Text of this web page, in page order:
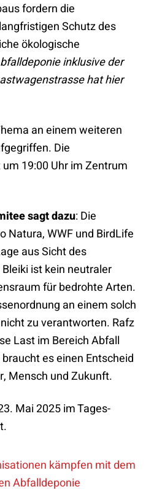
fordern die
Schutz des
ökologische
inklusive der
hat hier
an einem weiteren
Die
19:00 Uhr im Zentrum
sagt dazu: Die
Natura, WWF und BirdLife
aus Sicht des
ist kein neutraler
für bedrohte Arten.
an einem solch
zu verantworten. Rafz
Last im Bereich Abfall
es einen Entscheid
Mensch und Zukunft.
Mai 2025 im Tages-
kämpfen mit dem
Abfalldeponie